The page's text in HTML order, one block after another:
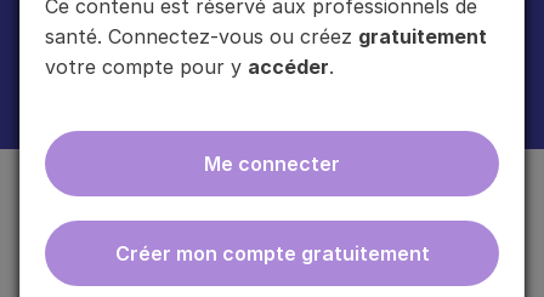
Ce contenu est réservé aux professionnels de
santé. Connectez-vous ou créez gratuitement
votre compte pour y accéder.
Me connecter
Créer mon compte gratuitement
En cliquant sur "s'inscrire", vous acceptez de recevoir notre newsletter.